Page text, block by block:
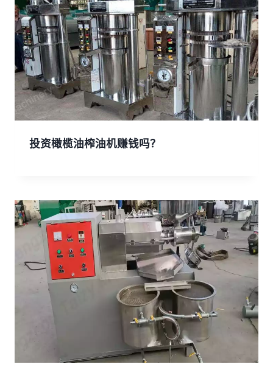
投资橄榄油榨油机赚钱吗？